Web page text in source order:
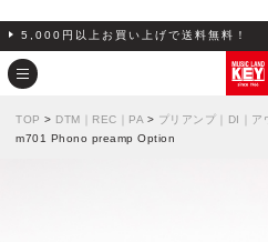
5,000円以上お買い上げで送料無料！
TOP > DTM｜REC｜PA > プリアンプ｜DI｜ア
m701 Phono preamp Option